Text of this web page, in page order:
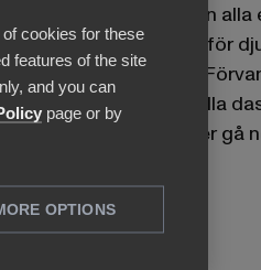
cookies for these
features of the site
and you can
page or by
OPTIONS
Hämta data från
dem i en portal för
er verksamhet.
till tydliga visuella
stora bilden eller gå